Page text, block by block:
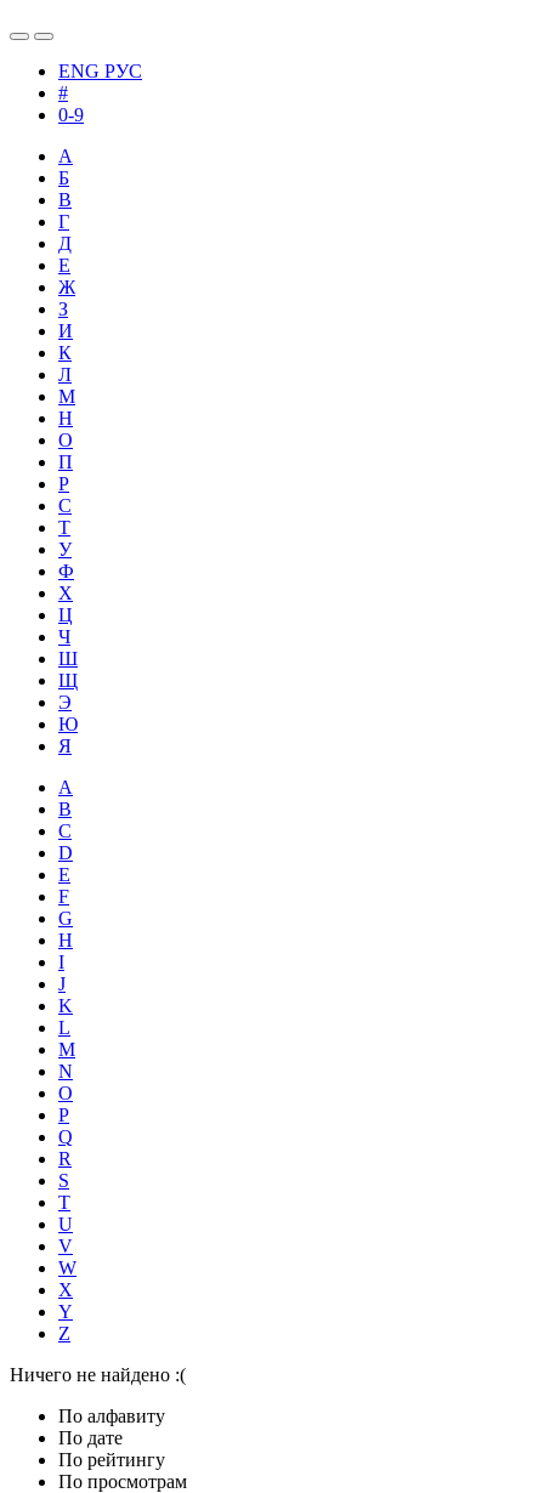
ENG РУС
#
0-9
А
Б
В
Г
Д
Е
Ж
З
И
К
Л
М
Н
О
П
Р
С
Т
У
Ф
Х
Ц
Ч
Ш
Щ
Э
Ю
Я
A
B
C
D
E
F
G
H
I
J
K
L
M
N
O
P
Q
R
S
T
U
V
W
X
Y
Z
Ничего не найдено :(
По алфавиту
По дате
По рейтингу
По просмотрам